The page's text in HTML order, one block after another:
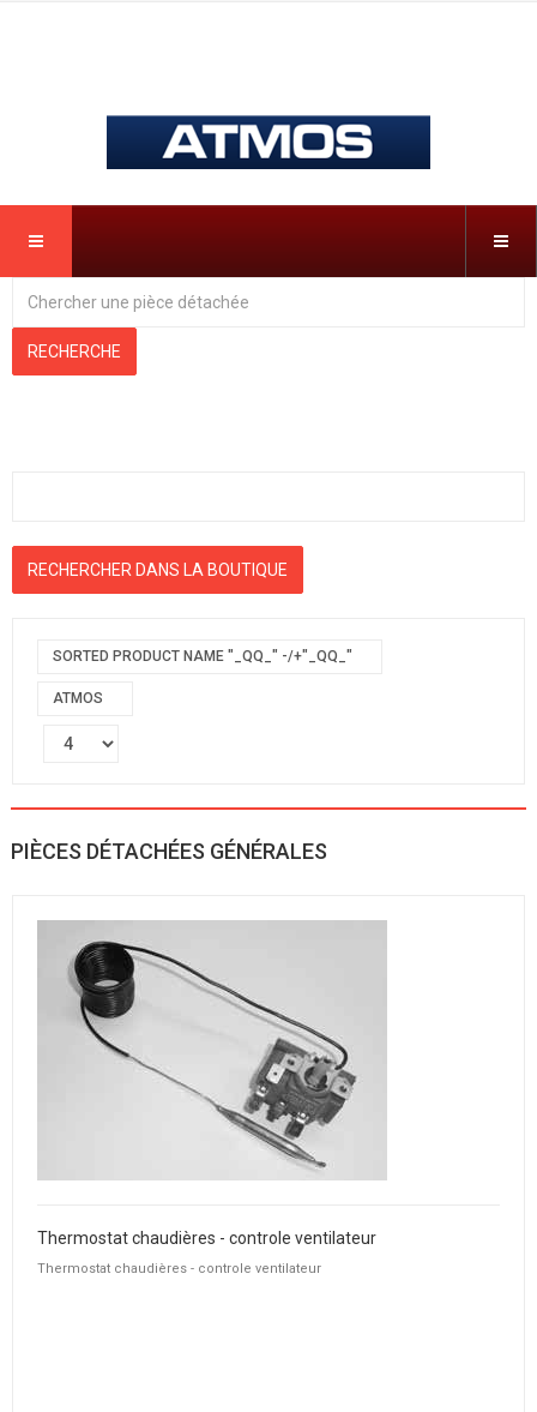
SORTED PRODUCT NAME "_QQ_" -/+"_QQ_"
ATMOS
PIÈCES DÉTACHÉES GÉNÉRALES
Thermostat chaudières - controle ventilateur
Thermostat chaudières - controle ventilateur